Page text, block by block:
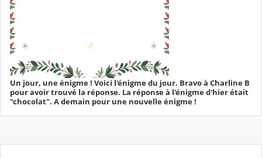
Un jour, une énigme ! Voici l'énigme du jour. Bravo à Charline B
pour avoir trouvé la réponse. La réponse à l'énigme d'hier était
"chocolat". A demain pour une nouvelle énigme !